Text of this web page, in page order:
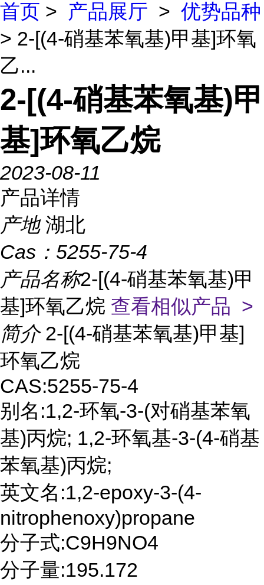
首页 > 产品展厅 > 优势品种
> 2-[(4-硝基苯氧基)甲基]环氧
乙...
2-[(4-硝基苯氧基)甲
基]环氧乙烷
2023-08-11
产品详情
产地 湖北
Cas： 5255-75-4
产品名称2-[(4-硝基苯氧基)甲
基]环氧乙烷 查看相似产品 >
简介 2-[(4-硝基苯氧基)甲基]
环氧乙烷
CAS:5255-75-4
别名:1,2-环氧-3-(对硝基苯氧
基)丙烷; 1,2-环氧基-3-(4-硝基
苯氧基)丙烷;
英文名:1,2-epoxy-3-(4-
nitrophenoxy)propane
分子式:C9H9NO4
分子量:195.172